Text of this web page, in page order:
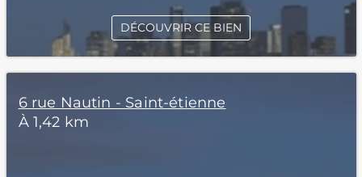
DÉCOUVRIR CE BIEN
6 rue Nautin - Saint-étienne
À 1,42 km